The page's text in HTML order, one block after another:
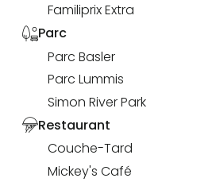
Familiprix Extra
Parc
Parc Basler
Parc Lummis
Simon River Park
Restaurant
Couche-Tard
Mickey's Café